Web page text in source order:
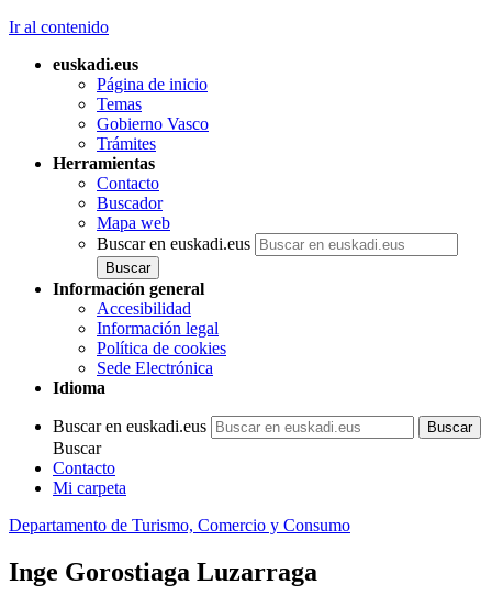
Ir al contenido
euskadi.eus
Página de inicio
Temas
Gobierno Vasco
Trámites
Herramientas
Contacto
Buscador
Mapa web
Buscar en euskadi.eus
Información general
Accesibilidad
Información legal
Política de cookies
Sede Electrónica
Idioma
Buscar en euskadi.eus
Buscar
Contacto
Mi carpeta
Departamento de Turismo, Comercio y Consumo
Inge Gorostiaga Luzarraga